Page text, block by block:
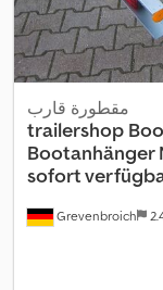
Grevenbroich
مقطورة قارب
trailershop
Bootanhänger
sofort